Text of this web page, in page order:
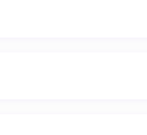
para que lo actualice con sus fotos,